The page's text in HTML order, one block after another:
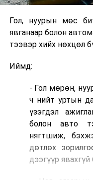
Гол, нуурын мөс
явганаар болон
тээвэр хийх нөхцөл
Иймд:
- Гол мөрөн,
ч нийт уртын
үзэгдэл
болон авто
нягтшиж,
дөтлөх
дээгүүр явахгүй